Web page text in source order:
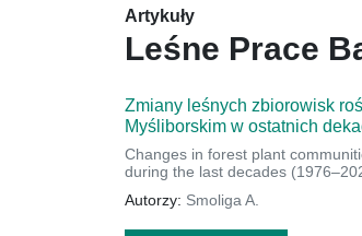
Artykuły
Leśne Prace
Zmiany leśnych zbiorowisk
Myśliborskim w ostatnich
Changes in forest plant
during the last decades
Autorzy: Smoliga A.